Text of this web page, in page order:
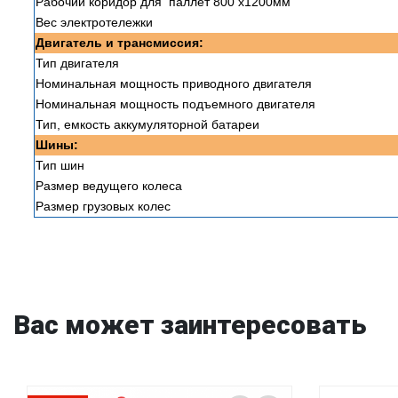
Вес электротележки
Двигатель и трансмиссия:
Тип двигателя
Номинальная мощность приводного двигателя
Номинальная мощность подъемного двигателя
Тип, емкость аккумуляторной батареи
Шины:
Тип шин
Размер ведущего колеса
Размер грузовых колес
Вас может заинтересовать